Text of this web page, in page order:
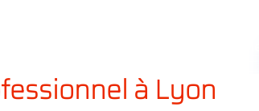
à Lyon